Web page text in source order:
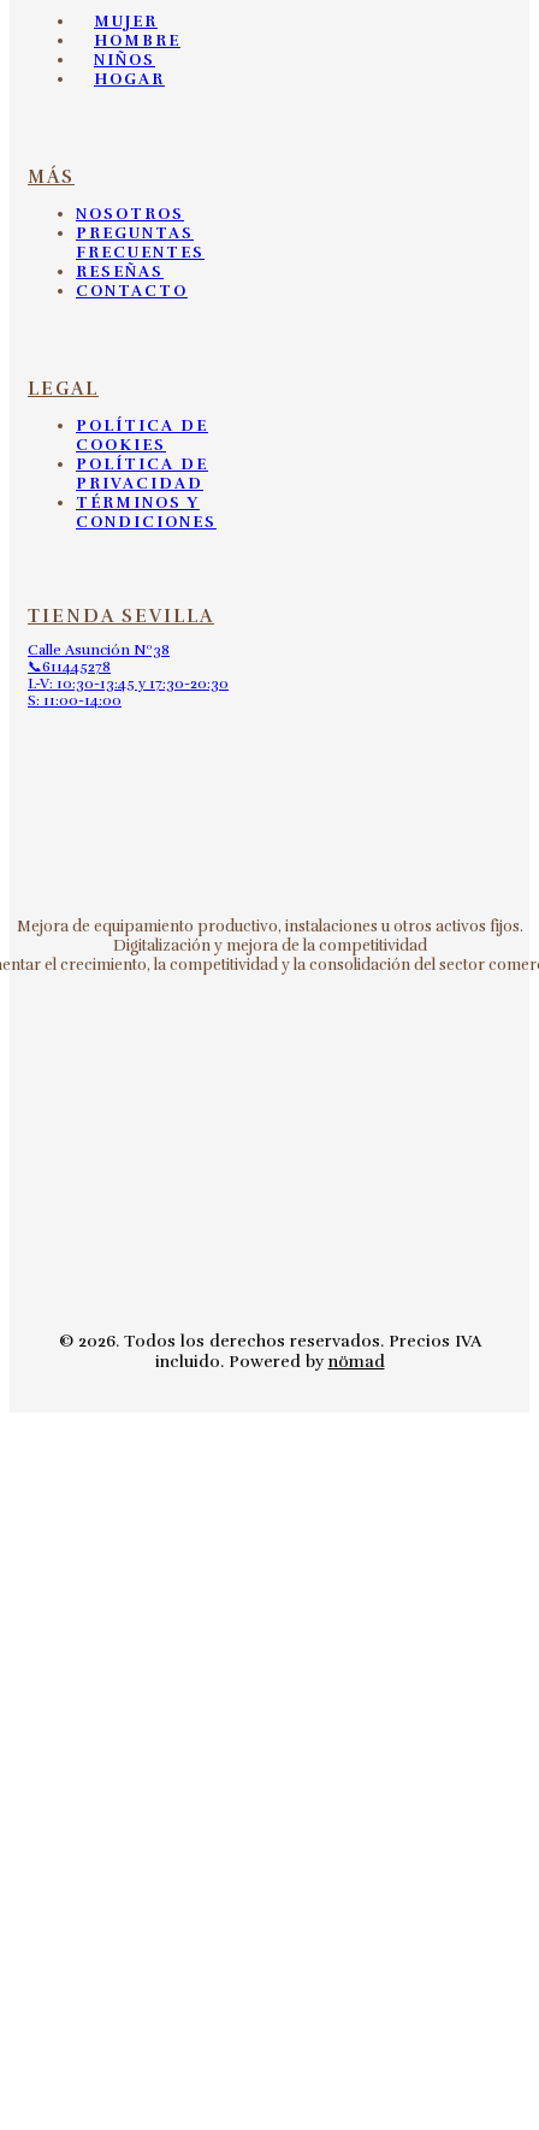
MUJER
HOMBRE
NIÑOS
HOGAR
MÁS
NOSOTROS
PREGUNTAS
FRECUENTES
RESEÑAS
CONTACTO
LEGAL
POLÍTICA DE
COOKIES
POLÍTICA DE
PRIVACIDAD
TÉRMINOS Y
CONDICIONES
TIENDA SEVILLA
Calle Asunción Nº38
📞611445278
L-V: 10:30-13:45 y 17:30-20:30
S: 11:00-14:00
Mejora de equipamiento productivo, instalaciones u otros activos fijos.
Digitalización y mejora de la competitividad
el crecimiento, la competitividad y la consolidación del sector
© 2026. Todos los derechos reservados. Precios IVA
incluido. Powered bynömad